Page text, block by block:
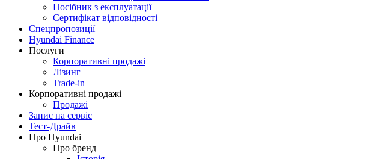
Посібник з експлуатації
Сертифікат відповідності
Спецпропозиції
Hyundai Finance
Послуги
Корпоративні продажі
Лізинг
Trade-in
Корпоративні продажі
Продажі
Запис на сервіс
Тест-Драйв
Про Hyundai
Про бренд